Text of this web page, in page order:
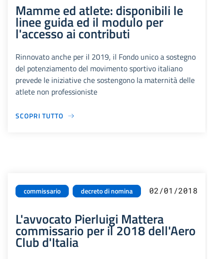
Mamme ed atlete: disponibili le
linee guida ed il modulo per
l'accesso ai contributi
Rinnovato anche per il 2019, il Fondo unico a sostegno
del potenziamento del movimento sportivo italiano
prevede le iniziative che sostengono la maternità delle
atlete non professioniste
SCOPRI TUTTO
commissario decreto di nomina 02/01/2018
L'avvocato Pierluigi Mattera
commissario per il 2018 dell'Aero
Club d'Italia